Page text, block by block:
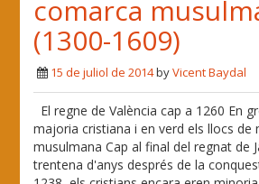
comarca
(1300-1609)
15 de juliol de 2014byVicent Baydal
El regne de València cap a 1260 En
majoria cristiana i en verd els llocs de
musulmana Cap al final del regnat de
trentena d'anys després de la